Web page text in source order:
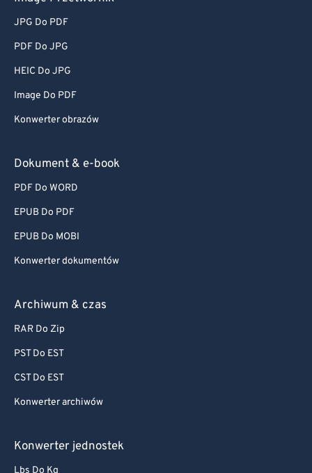
JPG Do PDF
PDF Do JPG
HEIC Do JPG
Image Do PDF
Konwerter obrazów
Dokument & e-book
PDF Do WORD
EPUB Do PDF
EPUB Do MOBI
Konwerter dokumentów
Archiwum & czas
RAR Do Zip
PST Do EST
CST Do EST
Konwerter archiwów
Konwerter jednostek
Lbs Do Kg